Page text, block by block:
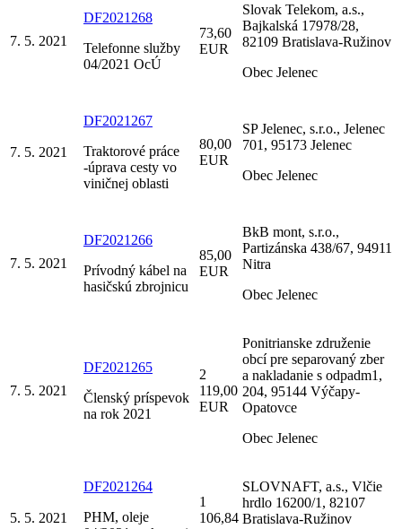
7. 5. 2021
DF2021268
Telefonne služby
04/2021 OcÚ
73,60
EUR
Slovak Telekom, a.s.,
Bajkalská 17978/28,
82109 Bratislava-Ružinov
Obec Jelenec
7. 5. 2021
DF2021267
Traktorové práce
-úprava cesty vo
viničnej oblasti
80,00
EUR
SP Jelenec, s.r.o., Jelenec
701, 95173 Jelenec
Obec Jelenec
7. 5. 2021
DF2021266
Prívodný kábel na
hasičskú zbrojnicu
85,00
EUR
BkB mont, s.r.o.,
Partizánska 438/67, 94911
Nitra
Obec Jelenec
7. 5. 2021
DF2021265
Členský príspevok
na rok 2021
2
119,00
EUR
Ponitrianske združenie
obcí pre separovaný zber
a nakladanie s odpadm1,
204, 95144 Výčapy-
Opatovce
Obec Jelenec
5. 5. 2021
DF2021264
PHM, oleje
1
106,84
SLOVNAFT, a.s., Vlčie
hrdlo 16200/1, 82107
Bratislava-Ružinov